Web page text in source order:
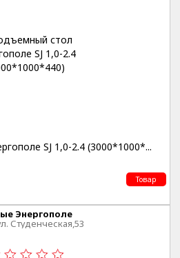
SJ 1,0-2.4 (3000*1000*...
Товар
Энергополе
Студенческая,53